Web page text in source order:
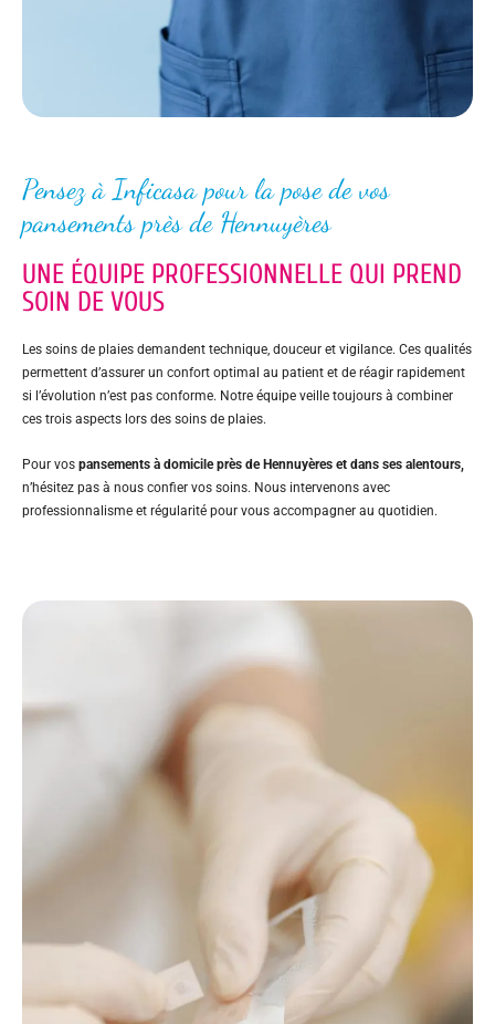
Pensez à Inficasa pour la pose de vos
pansements près de Hennuyères
UNE ÉQUIPE PROFESSIONNELLE QUI PREND
SOIN DE VOUS
Les soins de plaies demandent technique, douceur et vigilance. Ces qualités
permettent d’assurer un confort optimal au patient et de réagir rapidement
si l’évolution n’est pas conforme. Notre équipe veille toujours à combiner
ces trois aspects lors des soins de plaies.
Pour vos pansements à domicile près de Hennuyères et dans ses alentours,
n’hésitez pas à nous confier vos soins. Nous intervenons avec
professionnalisme et régularité pour vous accompagner au quotidien.